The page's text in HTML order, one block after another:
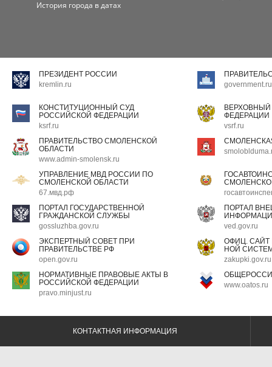
История города в датах
ПРЕЗИДЕНТ РОССИИ
kremlin.ru
government.ru
КОНСТИТУЦИОННЫЙ СУД
РОССИЙСКОЙ ФЕДЕРАЦИИ
ksrf.ru
ФЕДЕРАЦИИ
vsrf.ru
ПРАВИТЕЛЬСТВО СМОЛЕНСКОЙ
ОБЛАСТИ
www.admin-smolensk.ru
УПРАВЛЕНИЕ МВД РОССИИ ПО
СМОЛЕНСКОЙ ОБЛАСТИ
67.мвд.рф
ПОРТАЛ ГОСУДАРСТВЕННОЙ
ГРАЖДАНСКОЙ СЛУЖБЫ
gossluzhba.gov.ru
ПОРТАЛ
ved.gov.ru
ЭКСПЕРТНЫЙ СОВЕТ ПРИ
ПРАВИТЕЛЬСТВЕ РФ
open.gov.ru
ОФИЦ.
НОЙ
zakupki.gov.ru
НОРМАТИВНЫЕ ПРАВОВЫЕ АКТЫ В
РОССИЙСКОЙ ФЕДЕРАЦИИ
pravo.minjust.ru
www.oatos.ru
КОНТАКТНАЯ ИНФОРМАЦИЯ